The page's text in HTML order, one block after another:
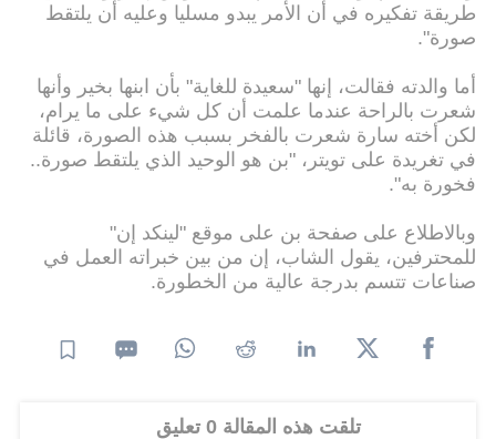
طريقة تفكيره في أن الأمر يبدو مسليا وعليه أن يلتقط
صورة".
أما والدته فقالت، إنها "سعيدة للغاية" بأن ابنها بخير وأنها
شعرت بالراحة عندما علمت أن كل شيء على ما يرام،
لكن أخته سارة شعرت بالفخر بسبب هذه الصورة، قائلة
في تغريدة على تويتر، "بن هو الوحيد الذي يلتقط صورة..
فخورة به".
وبالاطلاع على صفحة بن على موقع "لينكد إن"
للمحترفين، يقول الشاب، إن من بين خبراته العمل في
صناعات تتسم بدرجة عالية من الخطورة.
تلقت هذه المقالة 0 تعليق